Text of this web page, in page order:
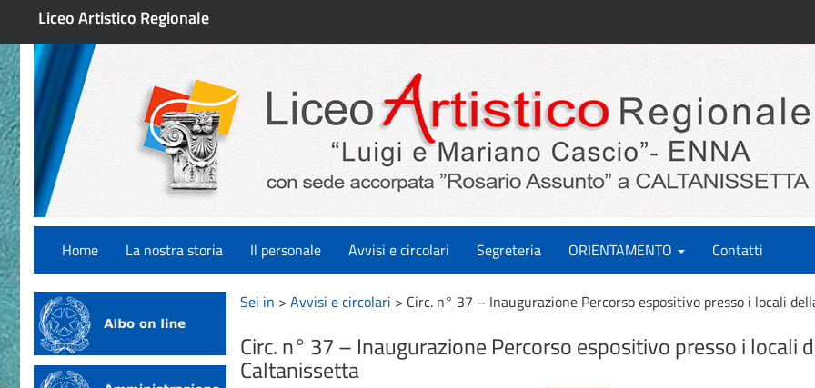
Liceo Artistico Regionale
Home La nostra storia Il personale Avvisi e circolari Segreteria ORIENTAMENTO Contatti
Sei in > Avvisi e circolari > Circ. n° 37 – Inaugurazione Percorso espositivo presso i locali
Circ. n° 37 – Inaugurazione Percorso espositivo presso i locali
Caltanissetta